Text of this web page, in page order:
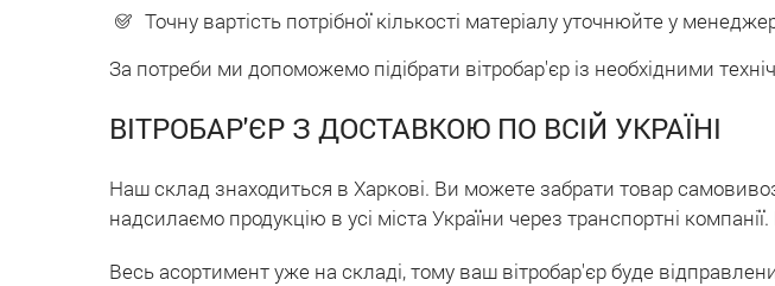
Точну вартість потрібної кількості матеріалу уточнюйте у
За потреби ми допоможемо підібрати вітробар'єр із необхідними
ВІТРОБАР'ЄР З ДОСТАВКОЮ ПО ВСІЙ УКРАЇНІ
Наш склад знаходиться в Харкові. Ви можете забрати товар
надсилаємо продукцію в усі міста України через транспортні
Весь асортимент уже на складі, тому ваш вітробар'єр буде